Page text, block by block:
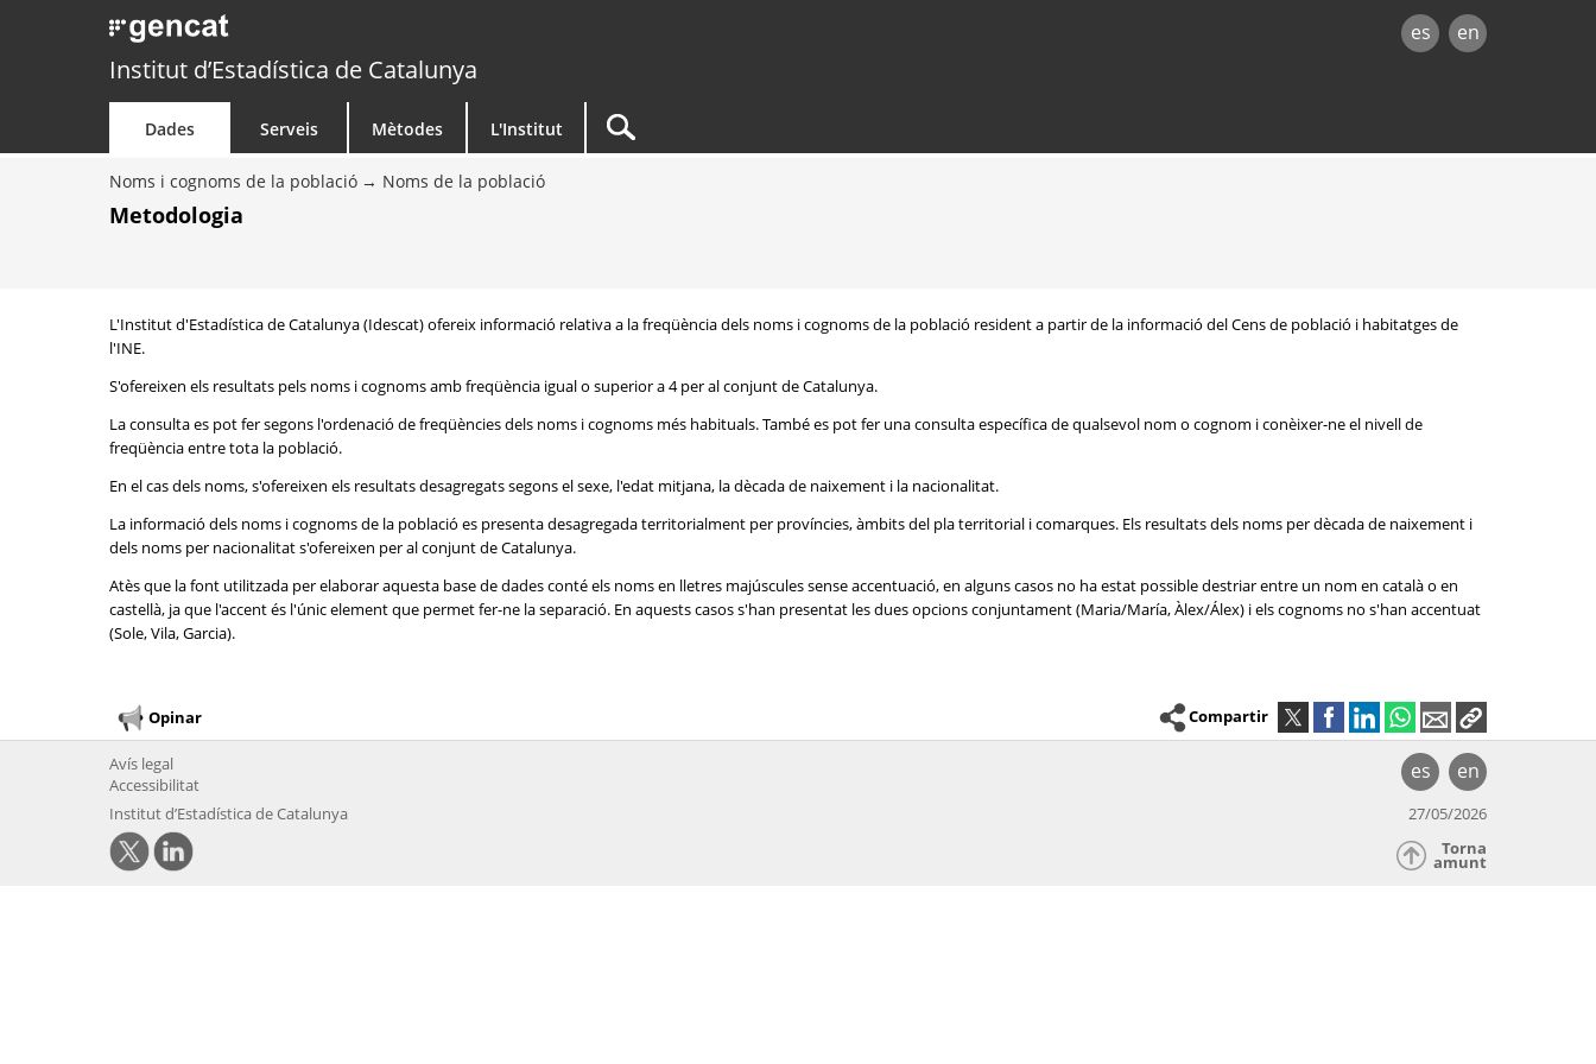
es en
Institut d’Estadística de Catalunya
Dades Serveis Mètodes L'Institut
Noms i cognoms de la població Noms de la població
Metodologia
L'Institut d'Estadística de Catalunya (Idescat) ofereix informació relativa a la freqüència dels noms i cognoms de la població resident a partir de la informació del Cens de població i habitatges de
l'INE.
S'ofereixen els resultats pels noms i cognoms amb freqüència igual o superior a 4 per al conjunt de Catalunya.
La consulta es pot fer segons l'ordenació de freqüències dels noms i cognoms més habituals. També es pot fer una consulta específica de qualsevol nom o cognom i conèixer-ne el nivell de
freqüència entre tota la població.
En el cas dels noms, s'ofereixen els resultats desagregats segons el sexe, l'edat mitjana, la dècada de naixement i la nacionalitat.
La informació dels noms i cognoms de la població es presenta desagregada territorialment per províncies, àmbits del pla territorial i comarques. Els resultats dels noms per dècada de naixement i
dels noms per nacionalitat s'ofereixen per al conjunt de Catalunya.
Atès que la font utilitzada per elaborar aquesta base de dades conté els noms en lletres majúscules sense accentuació, en alguns casos no ha estat possible destriar entre un nom en català o en
castellà, ja que l'accent és l'únic element que permet fer-ne la separació. En aquests casos s'han presentat les dues opcions conjuntament (Maria/María, Àlex/Álex) i els cognoms no s'han accentuat
(Sole, Vila, Garcia).
Opinar Compartir
es en
Avís legal
Accessibilitat
Institut d’Estadística de Catalunya
27/05/2026
Torna
amunt